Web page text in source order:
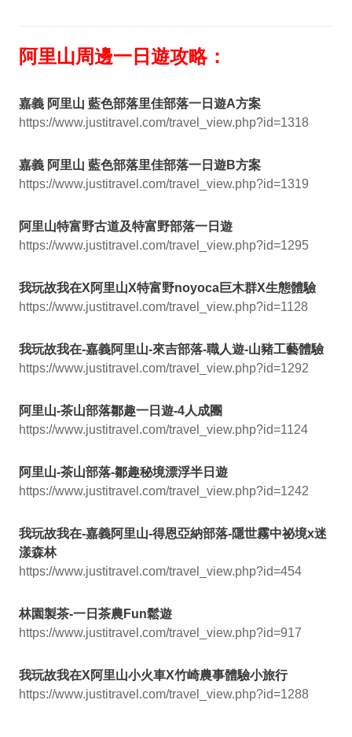
阿里山周邊一日遊攻略：
嘉義 阿里山 藍色部落里佳部落一日遊A方案
https://www.justitravel.com/travel_view.php?id=1318
嘉義 阿里山 藍色部落里佳部落一日遊B方案
https://www.justitravel.com/travel_view.php?id=1319
阿里山特富野古道及特富野部落一日遊
https://www.justitravel.com/travel_view.php?id=1295
我玩故我在X阿里山X特富野noyoca巨木群X生態體驗
https://www.justitravel.com/travel_view.php?id=1128
我玩故我在-嘉義阿里山-來吉部落-職人遊-山豬工藝體驗
https://www.justitravel.com/travel_view.php?id=1292
阿里山-茶山部落鄒趣一日遊-4人成團
https://www.justitravel.com/travel_view.php?id=1124
阿里山-茶山部落-鄒趣秘境漂浮半日遊
https://www.justitravel.com/travel_view.php?id=1242
我玩故我在-嘉義阿里山-得恩亞納部落-隱世霧中祕境x迷
漾森林
https://www.justitravel.com/travel_view.php?id=454
林園製茶-一日茶農Fun鬆遊
https://www.justitravel.com/travel_view.php?id=917
我玩故我在X阿里山小火車X竹崎農事體驗小旅行
https://www.justitravel.com/travel_view.php?id=1288